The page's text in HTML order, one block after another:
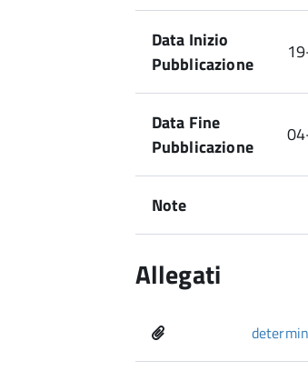
Data Inizio
Pubblicazione
Data Fine
Pubblicazione
Note
Allegati